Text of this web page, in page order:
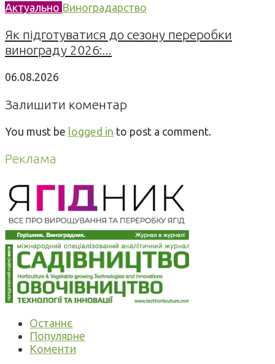
Актуально Виноградарство
Як підготуватися до сезону переробки
винограду 2026:...
06.08.2026
Залишити коментар
You must be logged in to post a comment.
Реклама
Останнє
Популярне
Коменти